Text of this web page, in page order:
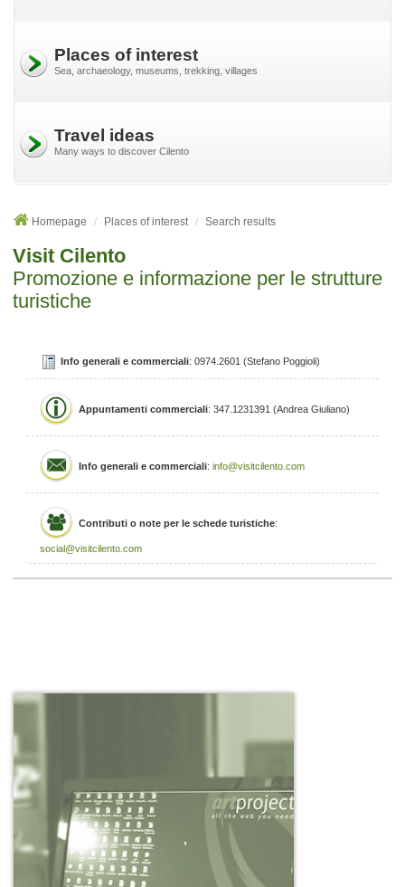
Places of interest
Sea, archaeology, museums, trekking, villages
Travel ideas
Many ways to discover Cilento
Homepage Places of interest Search results
Visit Cilento
Promozione e informazione per le strutture
turistiche
Info generali e commerciali: 0974.2601 (Stefano Poggioli)
Appuntamenti commerciali: 347.1231391 (Andrea Giuliano)
Info generali e commerciali: info@visitcilento.com
Contributi o note per le schede turistiche:
social@visitcilento.com